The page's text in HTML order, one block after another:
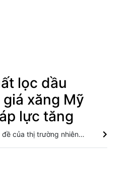
lọc dầu
xăng Mỹ
lực tăng
Theo CNBC, vấn đề của thị trường nhiên liệu hiện không chỉ nằm ở nguồn cung dầu thô mà còn ở khả năng chế biến dầu thành xăng, dầu diesel và các sản phẩm tinh chế khác. Giá dầu tăng vọt do Iran xem xét cấm tàu Mỹ và Israel qua eo biển Hormuz Giá dầu tăng khi nhà đầu tư thận trọng trước tình hình Trung Đông Giá dầu thô biến động nhẹ khi triển vọng đàm phán Trung Đông vẫn khó đoán